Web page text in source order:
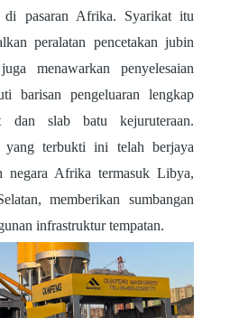
di pasaran Afrika. Syarikat itu
peralatan pencetakan jubin
menawarkan penyelesaian
barisan pengeluaran lengkap
slab batu kejuruteraan.
yang terbukti ini telah berjaya
negara Afrika termasuk Libya,
memberikan sumbangan
infrastruktur tempatan.